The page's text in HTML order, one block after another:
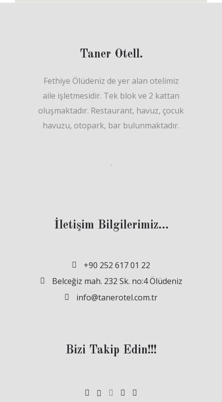
Taner Otell.
Fethiye Ölüdeniz de yer alan otelimiz
aile işletmesidir. Tek blok ve 2 kattan
oluşmaktadır. Restaurant, havuz, çocuk
havuzu, otopark, bar bulunmaktadır.
.
İletişim Bilgilerimiz…
+90 252 617 01 22
Belceğiz mah. 232 Sk. no:4 Ölüdeniz
info@tanerotel.com.tr
Bizi Takip Edin!!!